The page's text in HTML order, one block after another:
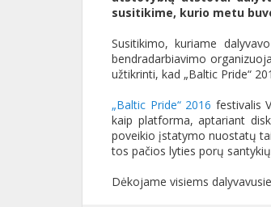
susitikime, kurio metu
Susitikimo, kuriame
bendradarbiavimo
užtikrinti, kad „Baltic Pride“
„Baltic Pride“ 2016 festivalis
kaip platforma, aptariant
poveikio įstatymo nuostatų
tos pačios lyties porų
Dėkojame visiems